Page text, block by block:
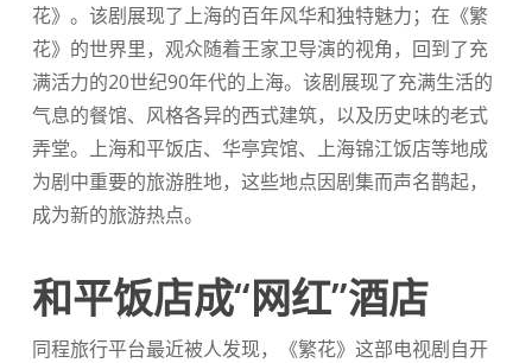
花》。该剧展现了上海的百年风华和独特魅力；在《繁
花》的世界里，观众随着王家卫导演的视角，回到了充
满活力的20世纪90年代的上海。该剧展现了充满生活的
气息的餐馆、风格各异的西式建筑，以及历史味的老式
弄堂。上海和平饭店、华亭宾馆、上海锦江饭店等地成
为剧中重要的旅游胜地，这些地点因剧集而声名鹊起，
成为新的旅游热点。
和平饭店成“网红”酒店
同程旅行平台最近被人发现，《繁花》这部电视剧自开